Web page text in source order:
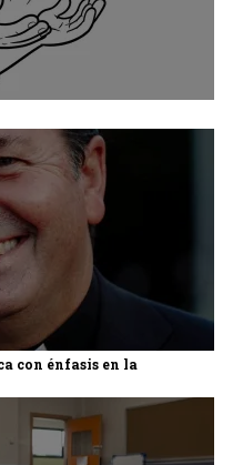
con énfasis en la